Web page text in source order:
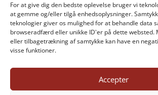
For at give dig den bedste oplevelse bruger vi
at gemme og/eller tilgå enhedsoplysninger.
teknologier giver os mulighed for at behandle data
browseradfærd eller unikke ID'er på dette websted.
eller tilbagetrækning af samtykke kan have en
visse funktioner.
Accepter
Donér til Inges Kattehjem
DONÉR